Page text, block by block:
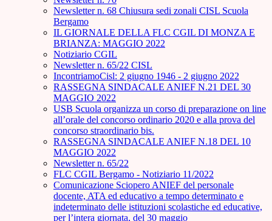
Newsletter n. 68 Chiusura sedi zonali CISL Scuola
Bergamo
IL GIORNALE DELLA FLC CGIL DI MONZA E
BRIANZA: MAGGIO 2022
Notiziario CGIL
Newsletter n. 65/22 CISL
IncontriamoCisl: 2 giugno 1946 - 2 giugno 2022
RASSEGNA SINDACALE ANIEF N.21 DEL 30
MAGGIO 2022
USB Scuola organizza un corso di preparazione on line
all’orale del concorso ordinario 2020 e alla prova del
concorso straordinario bis.
RASSEGNA SINDACALE ANIEF N.18 DEL 10
MAGGIO 2022
Newsletter n. 65/22
FLC CGIL Bergamo - Notiziario 11/2022
Comunicazione Sciopero ANIEF del personale
docente, ATA ed educativo a tempo determinato e
indeterminato delle istituzioni scolastiche ed educative,
per l’intera giornata, del 30 maggio